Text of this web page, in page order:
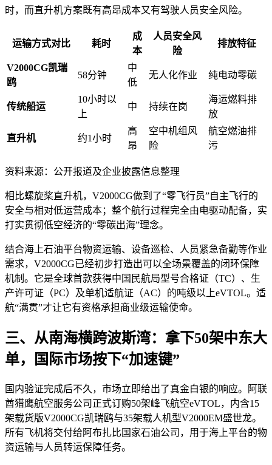
时，而直升机方案既有高昂成本又有驾驶人员安全风险。
运输方式对比 耗时
成
本
人员安全风
险
排放特征
V2000CG凯瑞
鸥
58分钟
中
低
无人化作业 纯电动零碳
传统船运
10小时以
上
中 持续在岗
海运燃料排
放
直升机 约1小时
高
昂
空中机组风
险
航空燃油排
污
资料来源：公开报道及企业披露信息整理
相比螺旋桨直升机，V2000CG做到了“零飞行员”自主飞行的
安全与相对低运营成本；整个航行过程完全由电驱动配备，实
打实贯彻低空经济的“零碳出海”理念。
结合海上石油平台物资运输、设备巡检、人员紧急备勤等作业
需求，V2000CG已经初步打造出可以全场景覆盖的闭环保障
机制。它是全球首款获得中国民航局型号合格证（TC）、生
产许可证（PC）及单机适航证（AC）的吨级以上eVTOL。适
航“满贯”才让它有资格承担商业级运输使命。
三、从南海横跨波斯湾：拿下50架中东大
单，国际市场按下“加速键”
国内验证完成后不久，市场立即给出了真金白银的响应。阿联
酋猎鹰航空服务公司正式订购50架峰飞航空eVTOL，内含15
架载货版V2000CG凯瑞鸥与35架载人机型V2000EM盛世龙。
所有飞机将交付给阿布扎比国家石油公司，用于海上平台的物
资运输与人员转运保障任务。